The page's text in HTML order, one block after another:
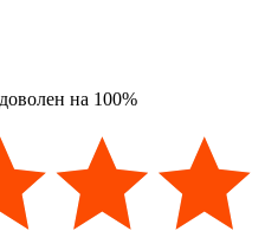
на 100%